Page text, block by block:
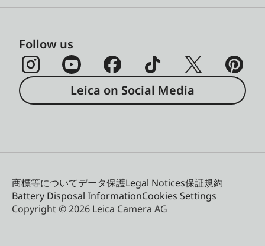
Follow us
Leica on Social Media
商標等についてデータ保護Legal Notices保証規約
Battery Disposal InformationCookies Settings
Copyright © 2026 Leica Camera AG